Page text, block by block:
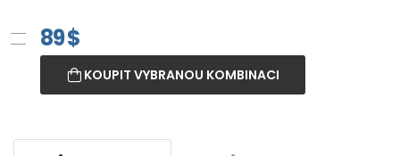
89$
KOUPIT VYBRANOU KOMBINACI